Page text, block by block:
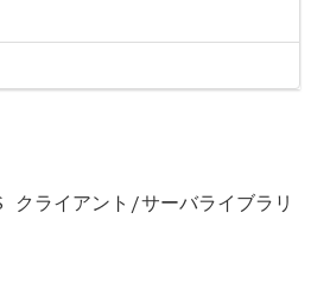
クライアント/サーバライブラリ